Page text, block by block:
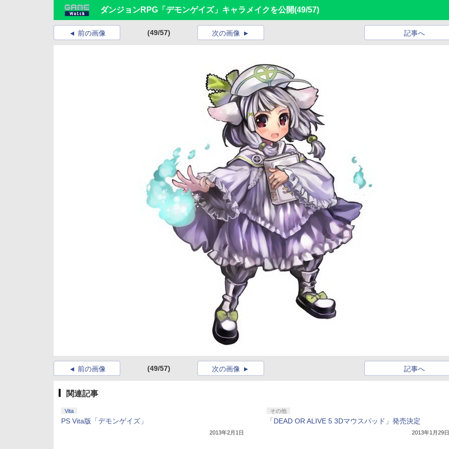
ダンジョンRPG「デモンゲイズ」キャラメイクを公開(49/57)
前の画像 (49/57) 記事へ
次の画像
前の画像 (49/57) 記事へ
次の画像
関連記事
Vita
PS Vita版「デモンゲイズ」
2013年2月1日
その他
「DEAD OR ALIVE 5 3Dマウスパッド」発売決定
2013年1月29日